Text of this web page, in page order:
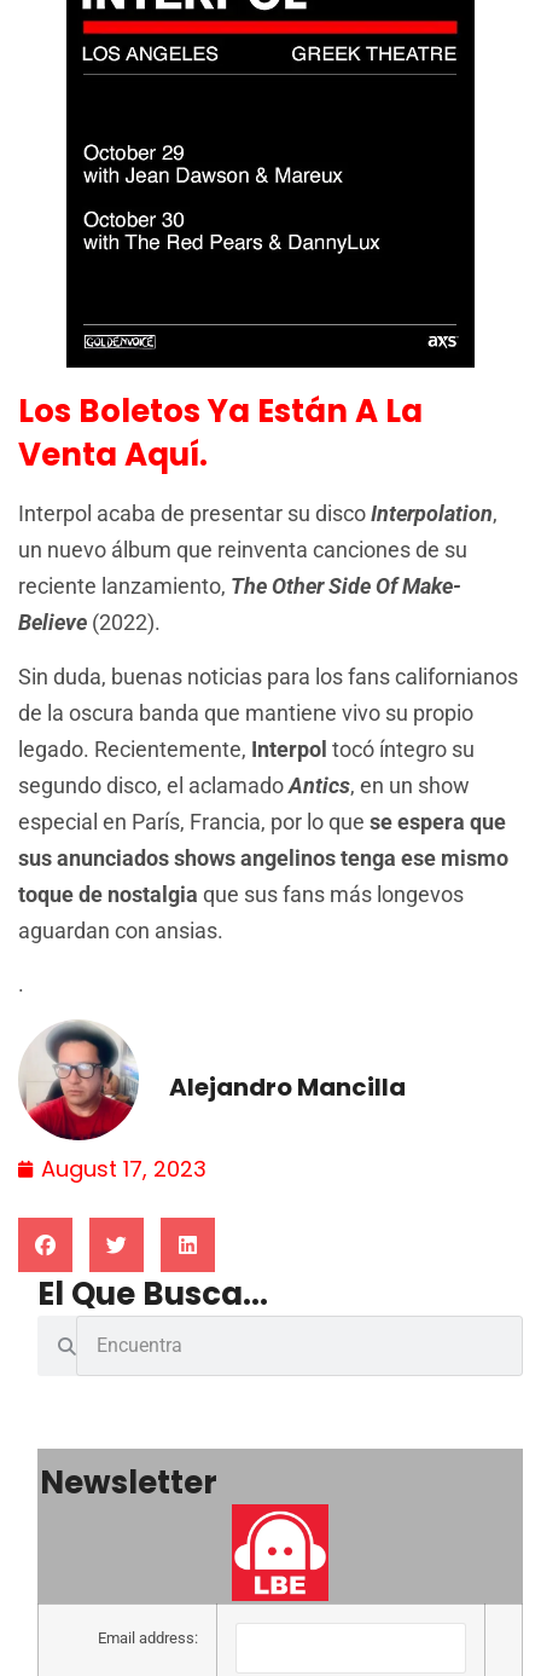
Los Boletos Ya Están A La
Venta Aquí.
Interpol acaba de presentar su discoInterpolation,
un nuevo álbum que reinventa canciones de su
reciente lanzamiento, The Other Side Of Make-
Believe (2022).
Sin duda, buenas noticias para los fans californianos
de la oscura banda que mantiene vivo su propio
legado. Recientemente, Interpol tocó íntegro su
segundo disco, el aclamadoAntics, en un show
especial en París, Francia, por lo que se espera que
sus anunciados shows angelinos tenga ese mismo
toque de nostalgia que sus fans más longevos
aguardan con ansias.
.
Alejandro Mancilla
August 17, 2023
El Que Busca...
Newsletter
Email address: